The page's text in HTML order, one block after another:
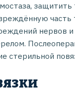
нервов
стерильной